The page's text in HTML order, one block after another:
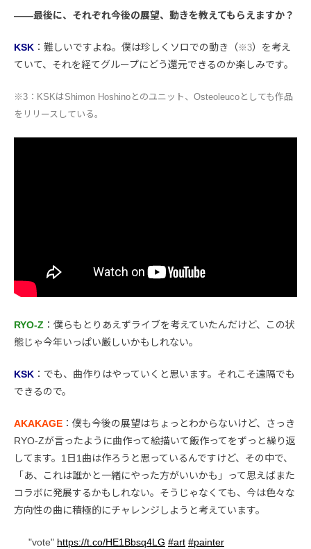
――最後に、それぞれ今後の展望、動きを教えてもらえますか？
KSK ：難しいですよね。僕は珍しくソロでの動き（ ※3）を考え
ていて、それを経てグループにどう還元できるのか楽しみです。
※3：KSKはShimon Hoshinoとのユニット、Osteoleucoとしても作品
をリリースしている。
RYO-Z ：僕らもとりあえずライブを考えていたんだけど、この状
態じゃ今年いっぱい厳しいかもしれない。
KSK ：でも、曲作りはやっていくと思います。それこそ遠隔でも
できるので。
AKAKAGE ：僕も今後の展望はちょっとわからないけど、さっき
RYO-Zが言ったように曲作って絵描いて飯作ってをずっと繰り返
してます。1日1曲は作ろうと思っているんですけど、その中で、
「あ、これは誰かと一緒にやった方がいいかも」って思えばまた
コラボに発展するかもしれない。そうじゃなくても、今は色々な
方向性の曲に積極的にチャレンジしようと考えています。
"vote" https://t.co/HE1Bbsq4LG #art #painter